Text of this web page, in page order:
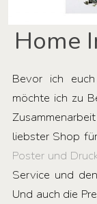
Home
Bevor ich
möchte ich zu
liebster Shop
Poster und
Service und
Und auch die